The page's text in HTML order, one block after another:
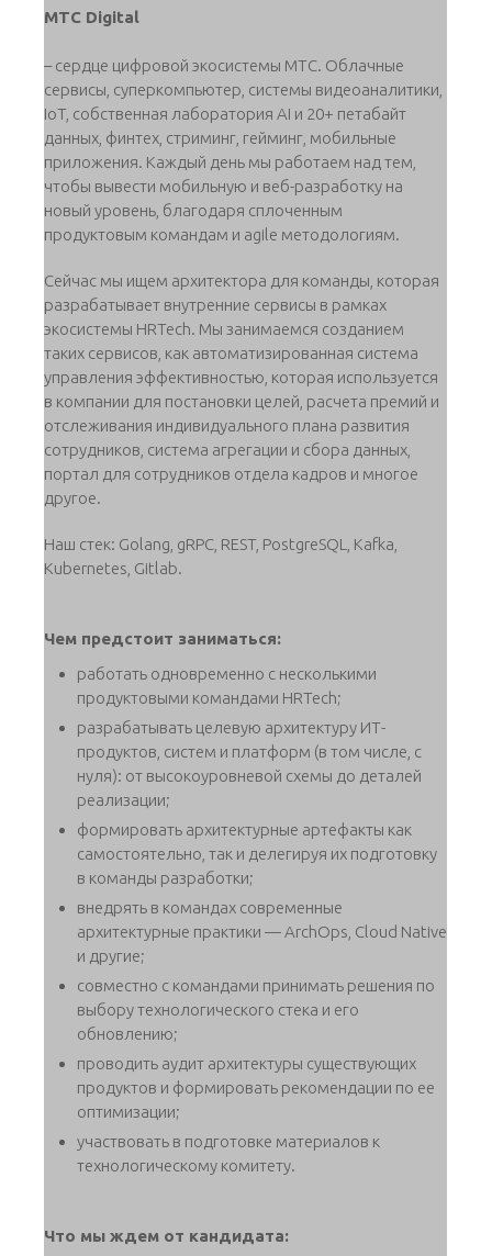
МТС Digital
– сердце цифровой экосистемы МТС. Облачные
сервисы, суперкомпьютер, системы видеоаналитики,
IoT, собственная лаборатория AI и 20+ петабайт
данных, финтех, стриминг, гейминг, мобильные
приложения. Каждый день мы работаем над тем,
чтобы вывести мобильную и веб-разработку на
новый уровень, благодаря сплоченным
продуктовым командам и agile методологиям.
Сейчас мы ищем архитектора для команды, которая
разрабатывает внутренние сервисы в рамках
экосистемы HRTech. Мы занимаемся созданием
таких сервисов, как автоматизированная система
управления эффективностью, которая используется
в компании для постановки целей, расчета премий и
отслеживания индивидуального плана развития
сотрудников, система агрегации и сбора данных,
портал для сотрудников отдела кадров и многое
другое.
Наш стек: Golang, gRPC, REST, PostgreSQL, Kafka,
Kubernetes, Gitlab.
Чем предстоит заниматься:
работать одновременно с несколькими
продуктовыми командами HRTech;
разрабатывать целевую архитектуру ИТ-
продуктов, систем и платформ (в том числе, с
нуля): от высокоуровневой схемы до деталей
реализации;
формировать архитектурные артефакты как
самостоятельно, так и делегируя их подготовку
в команды разработки;
внедрять в командах современные
архитектурные практики — ArchOps, Cloud Native
и другие;
совместно с командами принимать решения по
выбору технологического стека и его
обновлению;
проводить аудит архитектуры существующих
продуктов и формировать рекомендации по ее
оптимизации;
участвовать в подготовке материалов к
технологическому комитету.
Что мы ждем от кандидата: